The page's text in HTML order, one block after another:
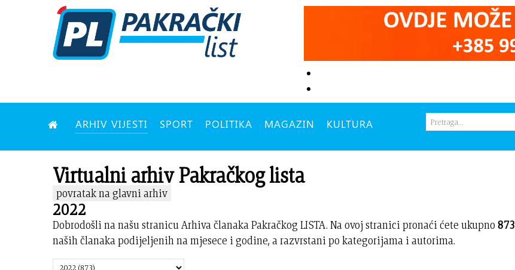
ARHIV VIJESTI SPORT POLITIKA MAGAZIN KULTURA
Virtualni arhiv Pakračkog lista
povratak na glavni arhiv
2022
Dobrodošli na našu stranicu Arhiva članaka Pakračkog LISTA. Na ovoj stranici pronaći ćete ukupno873
naših članaka podijeljenih na mjesece i godine, a razvrstani po kategorijama i autorima.